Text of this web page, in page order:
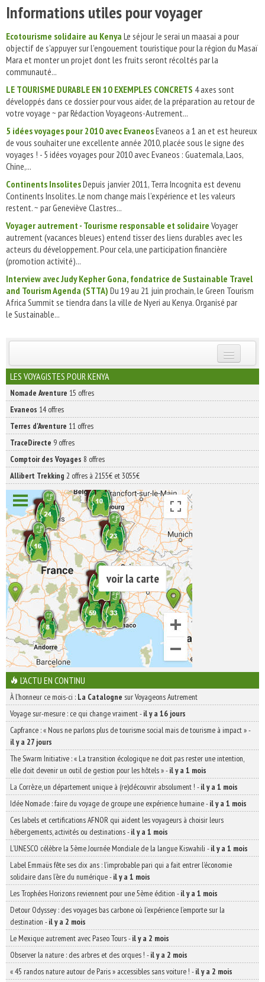
Informations utiles pour voyager
Ecotourisme solidaire au Kenya Le séjour Je serai un maasai a pour
objectif de s'appuyer sur l'engouement touristique pour la région du Masaï
Mara et monter un projet dont les fruits seront récoltés par la
communauté...
LE TOURISME DURABLE EN 10 EXEMPLES CONCRETS 4 axes sont
développés dans ce dossier pour vous aider, de la préparation au retour de
votre voyage ~ par Rédaction Voyageons-Autrement...
5 idées voyages pour 2010 avec EvaneosEvaneos a 1 an et est heureux
de vous souhaiter une excellente année 2010, placée sous le signe des
voyages ! - 5 idées voyages pour 2010 avec Evaneos : Guatemala, Laos,
Chine,...
Continents InsolitesDepuis janvier 2011, Terra Incognita est devenu
Continents Insolites. Le nom change mais l’expérience et les valeurs
restent. ~ par Geneviève Clastres...
Voyager autrement - Tourisme responsable et solidaire Voyager
autrement (vacances bleues) entend tisser des liens durables avec les
acteurs du développement. Pour cela, une participation financière
(promotion activité)...
Interview avec Judy Kepher Gona, fondatrice de Sustainable Travel
and Tourism Agenda (STTA) Du 19 au 21 juin prochain, le Green Tourism
Africa Summit se tiendra dans la ville de Nyeri au Kenya. Organisé par
le Sustainable...
INSCRIVEZ-VOUS | ABONNEZ-VOUS
LES VOYAGISTES POUR KENYA
Nomade Aventure 15 offres
Evaneos 14 offres
Terres d'Aventure 11 offres
TraceDirecte 9 offres
Comptoir des Voyages 8 offres
Allibert Trekking 2 offres à 2155€ et 3055€
voir la carte
L'ACTU EN CONTINU
À l'honneur ce mois-ci : La Catalogne sur Voyageons Autrement
Voyage sur-mesure : ce qui change vraiment-il y a 16 jours
Capfrance : « Nous ne parlons plus de tourisme social mais de tourisme à impact »-
il y a 27 jours
The Swarm Initiative : « La transition écologique ne doit pas rester une intention,
elle doit devenir un outil de gestion pour les hôtels »-il y a 1 mois
La Corrèze, un département unique à (re)découvrir absolument ! -il y a 1 mois
Idée Nomade : faire du voyage de groupe une expérience humaine-il y a 1 mois
Ces labels et certifications AFNOR qui aident les voyageurs à choisir leurs
hébergements, activités ou destinations-il y a 1 mois
L’UNESCO célèbre la 5ème Journée Mondiale de la langue Kiswahili -il y a 1 mois
Label Emmaüs fête ses dix ans : l’improbable pari qui a fait entrer l’économie
solidaire dans l’ère du numérique-il y a 1 mois
Les Trophées Horizons reviennent pour une 5ème édition -il y a 1 mois
Detour Odyssey : des voyages bas carbone où l’expérience l’emporte sur la
destination -il y a 2 mois
Le Mexique autrement avec Paseo Tours-il y a 2 mois
Observer la nature : des arbres et des orques ! -il y a 2 mois
« 45 randos nature autour de Paris » accessibles sans voiture ! -il y a 2 mois